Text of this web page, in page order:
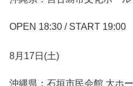
OPEN 18:30 / START 19:00
8⽉17⽇(土)
沖縄県：石垣市⺠会館 大ホ